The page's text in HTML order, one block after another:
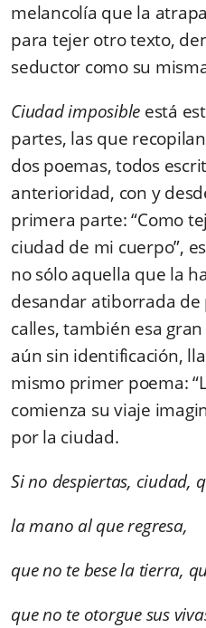
melancolía que la
para tejer otro texto,
seductor como su
Ciudad imposible está
partes, las que
dos poemas, todos
anterioridad, con y
primera parte: “Como
ciudad de mi cuerpo”,
no sólo aquella que la
desandar atiborrada de
calles, también esa
aún sin identificación,
mismo primer poema:
comienza su viaje
por la ciudad.
Si no despiertas, ciudad,
la mano al que regresa,
que no te bese la tierra,
que no te otorgue sus